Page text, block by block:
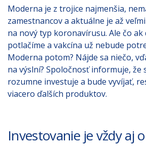
Moderna je z trojice najmenšia,
zamestnancov a aktuálne je až
na nový typ koronavírusu. Ale čo
potlačíme a vakcína už nebude
Moderna potom? Nájde sa niečo,
na výslní? Spoločnosť informuje, že
rozumne investuje a bude vyvíjať,
viacero ďalších produktov.
Investovanie je vždy aj